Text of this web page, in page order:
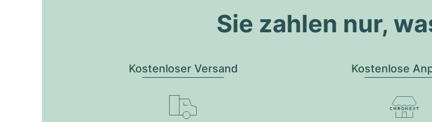
Sie zahlen nur,
Kostenloser Versand Kostenlose